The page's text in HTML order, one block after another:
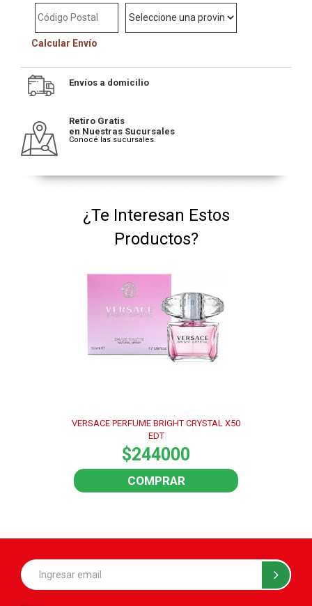
Calcular Envío
Envíos a domicilio
Retiro Gratis
en Nuestras Sucursales
Conocé las sucursales.
¿Te Interesan Estos
Productos?
VERSACE PERFUME BRIGHT CRYSTAL X50
EDT
$244000
COMPRAR